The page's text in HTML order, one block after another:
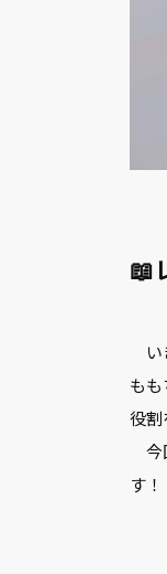
📖
い
も
役割
今
す！